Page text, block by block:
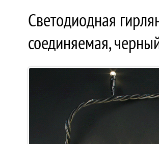
Светодиодная
соединяемая,